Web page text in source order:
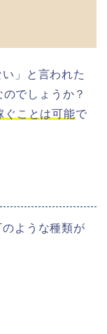
」と言われた
でしょうか？
ぐことは可能で
ような種類が